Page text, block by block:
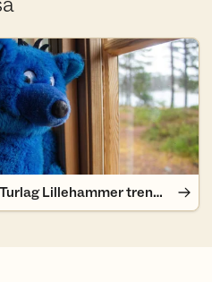
Lillehammer trenger flere
Barnas Turlag Lillehammer trenger flere voksne